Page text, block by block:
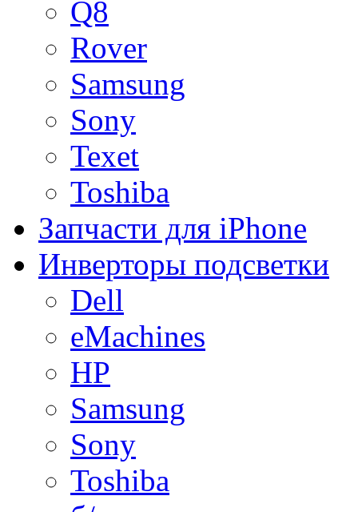
Q8
Rover
Samsung
Sony
Texet
Toshiba
Запчасти для iPhone
Инверторы подсветки
Dell
eMachines
HP
Samsung
Sony
Toshiba